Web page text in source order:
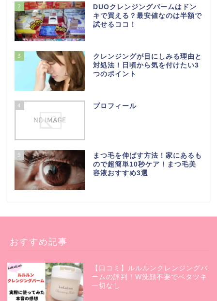
2
DUOクレンジングバームはドン
キで買える？最安値なのは半額で
試せるココ！
3
クレンジングが目にしみる理由と
対処法！日頃から気を付けたい3
つのポイント
4 プロフィール
5
まつ毛を伸ばす方法！家にあるも
ので超簡単10秒ケア！まつ毛美
容液おすすめ3選
おすすめ記事
【口コミ】ルルルンクレンジングバ
ームの評判！W洗顔不要でベタツキ
一切なし